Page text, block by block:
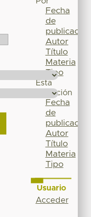
Fecha
de
publicación
Autor
Título
Materia
Tipo
Esta
colección
Fecha
de
publicación
Autor
Título
Materia
Tipo
Usuario
Acceder